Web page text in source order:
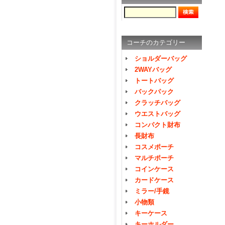
コーチのカテゴリー
ショルダーバッグ
2WAYバッグ
トートバッグ
バックパック
クラッチバッグ
ウエストバッグ
コンパクト財布
長財布
コスメポーチ
マルチポーチ
コインケース
カードケース
ミラー/手鏡
小物類
キーケース